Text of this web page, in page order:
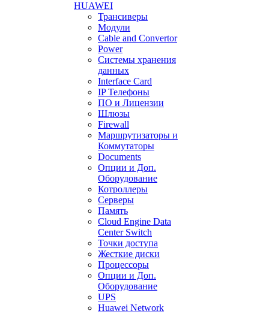
HUAWEI
Трансиверы
Модули
Cable and Convertor
Power
Системы хранения
данных
Interface Card
IP Телефоны
ПО и Лицензии
Шлюзы
Firewall
Маршрутизаторы и
Коммутаторы
Documents
Опции и Доп.
Оборудование
Котроллеры
Серверы
Память
Cloud Engine Data
Center Switch
Точки доступа
Жесткие диски
Процессоры
Опции и Доп.
Оборудование
UPS
Huawei Network